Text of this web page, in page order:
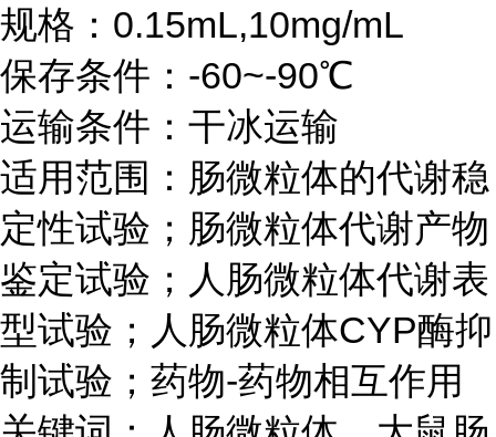
规格：0.15mL,10mg/mL
保存条件：-60~-90℃
运输条件：干冰运输
适用范围：肠微粒体的代谢稳
定性试验；肠微粒体代谢产物
鉴定试验；人肠微粒体代谢表
型试验；人肠微粒体CYP酶抑
制试验；药物-药物相互作用